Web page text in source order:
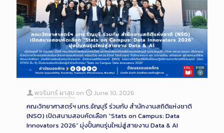
พจรินทร์ ผาสุข on
June 10, 2026
คณะวิทยาศาสตร์ฯ มทร.ธัญบุรี ร่วมกับ สำนักงานสถิติแห่งชาติ
(NSO) เปิดสนามสอบคัดเลือก “Stats on Campus: Data
Innovators 2026” มุ่งปั้นคนรุ่นใหม่สู่สายงาน Data & AI